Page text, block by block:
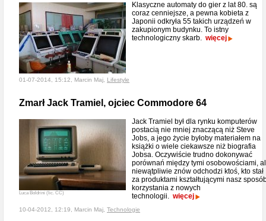
Klasyczne automaty do gier z lat 80. są
coraz cenniejsze, a pewna kobieta z
Japonii odkryła 55 takich urządzeń w
zakupionym budynku. To istny
technologiczny skarb. więcej
01-07-2014, 15:12, Marcin Maj, Lifestyle
Zmarł Jack Tramiel, ojciec Commodore 64
Luca Boldrini (lic. CC)
Jack Tramiel był dla rynku komputerów
postacią nie mniej znaczącą niż Steve
Jobs, a jego życie byłoby materiałem na
książki o wiele ciekawsze niż biografia
Jobsa. Oczywiście trudno dokonywać
porównań między tymi osobowościami,
niewątpliwie znów odchodzi ktoś, kto stał
za produktami kształtującymi nasz
korzystania z nowych
technologii. więcej
10-04-2012, 12:19, Marcin Maj, Technologie